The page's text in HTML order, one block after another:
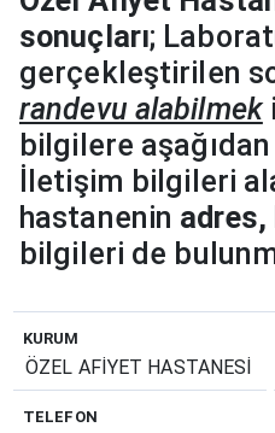
sonuçları;
gerçekleştirilen
randevu alabilmek
bilgilere
İletişim bilgileri
hastanenin
bilgileri de
KURUM
ÖZEL AFİYET HASTANESİ
TELEFON